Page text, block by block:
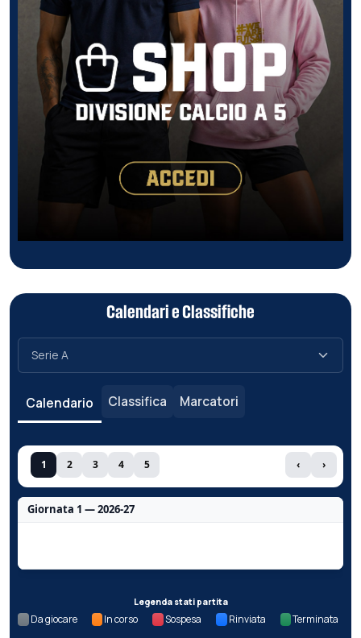
Calendari e Classifiche
Calendario Classifica Marcatori
1 2 3 4 5 ‹ ›
Giornata 1 — 2026-27
Legenda stati partita
Da giocare In corso Sospesa Rinviata Terminata